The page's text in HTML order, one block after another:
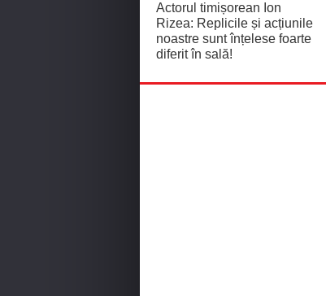
Actorul timișorean Ion
Rizea: Replicile și acțiunile
noastre sunt înțelese foarte
diferit în sală!